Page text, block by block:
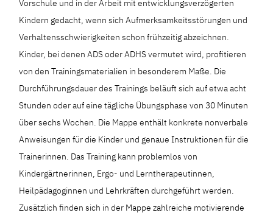
Vorschule und in der Arbeit mit entwicklungsverzögerten
Kindern gedacht, wenn sich Aufmerksamkeitsstörungen und
Verhaltensschwierigkeiten schon frühzeitig abzeichnen.
Kinder, bei denen ADS oder ADHS vermutet wird, profitieren
von den Trainingsmaterialien in besonderem Maße. Die
Durchführungsdauer des Trainings beläuft sich auf etwa acht
Stunden oder auf eine tägliche Übungsphase von 30 Minuten
über sechs Wochen. Die Mappe enthält konkrete nonverbale
Anweisungen für die Kinder und genaue Instruktionen für die
Trainerinnen. Das Training kann problemlos von
Kindergärtnerinnen, Ergo- und Lerntherapeutinnen,
Heilpädagoginnen und Lehrkräften durchgeführt werden.
Zusätzlich finden sich in der Mappe zahlreiche motivierende